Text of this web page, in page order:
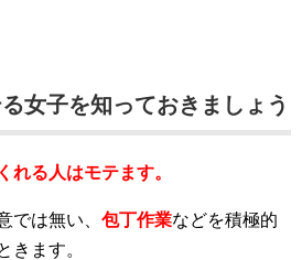
女子を知っておきましょう
れる人はモテます。
では無い、 包丁作業などを積極的
きます。